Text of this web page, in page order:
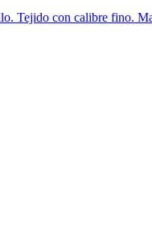
Tejido con calibre fino.